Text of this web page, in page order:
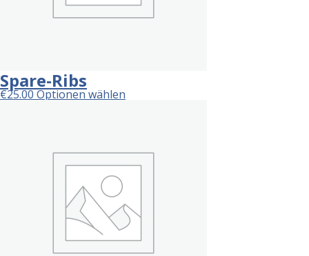
Spare-Ribs
€25.00Optionen wählen